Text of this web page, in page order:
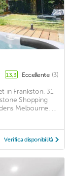
13,3 Eccellente (3)
in Frankston, 31
Shopping
Melbourne. ...
Verifica disponibilità